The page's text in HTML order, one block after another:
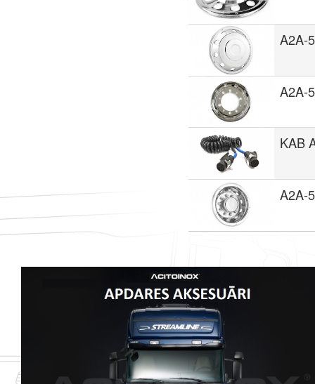
A2A-
A2A-
KAB
A2A-